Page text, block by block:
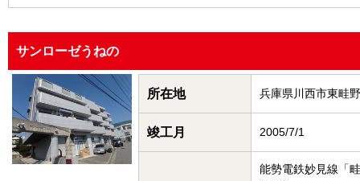
サンローゼうねの
所在地 兵庫県川西市東畦野
竣工月 2005/7/1
能勢電鉄妙見線「